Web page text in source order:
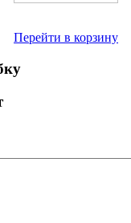
Перейти в корзину